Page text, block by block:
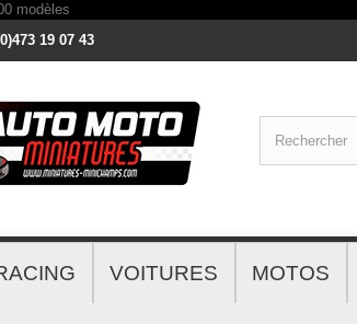
19 07 43
VOITURES MOTOS